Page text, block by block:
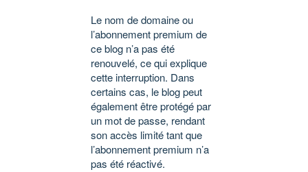
Le nom de domaine ou
l’abonnement premium de
ce blog n’a pas été
renouvelé, ce qui explique
cette interruption. Dans
certains cas, le blog peut
également être protégé par
un mot de passe, rendant
son accès limité tant que
l’abonnement premium n’a
pas été réactivé.